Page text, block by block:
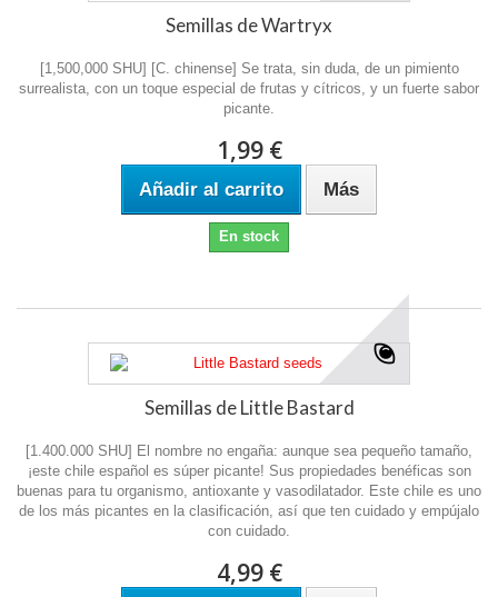
Semillas de Wartryx
[1,500,000 SHU] [C. chinense] Se trata, sin duda, de un pimiento
surrealista, con un toque especial de frutas y cítricos, y un fuerte sabor
picante.
1,99 €
Añadir al carrito Más
En stock
Semillas de Little Bastard
[1.400.000 SHU] El nombre no engaña: aunque sea pequeño tamaño,
¡este chile español es súper picante! Sus propiedades benéficas son
buenas para tu organismo, antioxante y vasodilatador. Este chile es uno
de los más picantes en la clasificación, así que ten cuidado y empújalo
con cuidado.
4,99 €